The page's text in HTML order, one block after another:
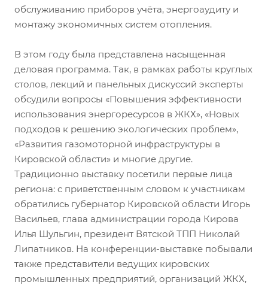
обслуживанию приборов учёта, энергоаудиту и
монтажу экономичных систем отопления.
В этом году была представлена насыщенная
деловая программа. Так, в рамках работы круглых
столов, лекций и панельных дискуссий эксперты
обсудили вопросы «Повышения эффективности
использования энергоресурсов в ЖКХ», «Новых
подходов к решению экологических проблем»,
«Развития газомоторной инфраструктуры в
Кировской области» и многие другие.
Традиционно выставку посетили первые лица
региона: с приветственным словом к участникам
обратились губернатор Кировской области Игорь
Васильев, глава администрации города Кирова
Илья Шульгин, президент Вятской ТПП Николай
Липатников. На конференции-выставке побывали
также представители ведущих кировских
промышленных предприятий, организаций ЖКХ,